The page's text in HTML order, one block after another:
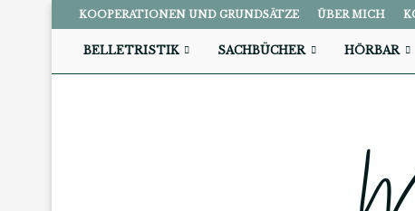
KOOPERATIONEN UND GRUNDSÄTZE ÜBER MICH
BELLETRISTIK SACHBÜCHER HÖRBAR